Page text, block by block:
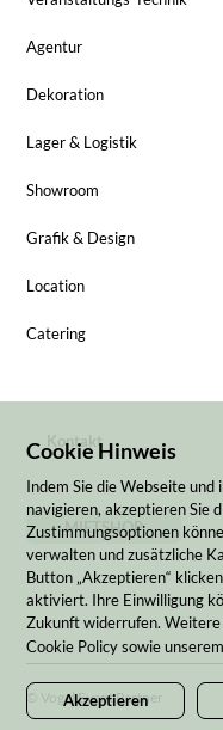
Agentur
Dekoration
Lager & Logistik
Showroom
Grafik & Design
Location
Catering
Kontakt
MIETSHOP
© Vogel Event Partner
Cookie Hinweis
Indem Sie die Webseite
navigieren, akzeptieren Sie
Zustimmungsoptionen
verwalten und zusätzliche
Button „Akzeptieren“
aktiviert. Ihre Einwilligung
Zukunft widerrufen.
Cookie Policy sowie
Akzeptieren